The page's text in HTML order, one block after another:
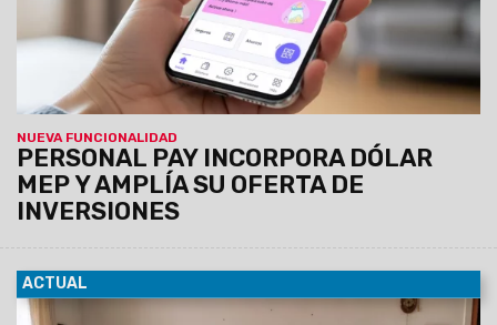
NUEVA FUNCIONALIDAD
PERSONAL PAY INCORPORA DÓLAR
MEP Y AMPLÍA SU OFERTA DE
INVERSIONES
ACTUAL
27/07/2026
Con el objetivo de continuar impulsando la